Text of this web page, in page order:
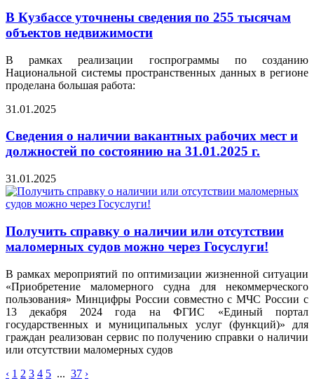
В Кузбассе уточнены сведения по 255 тысячам
объектов недвижимости
В рамках реализации госпрограммы по созданию
Национальной системы пространственных данных в регионе
проделана большая работа:
31.01.2025
Сведения о наличии вакантных рабочих мест и
должностей по состоянию на 31.01.2025 г.
31.01.2025
Получить справку о наличии или отсутствии
маломерных судов можно через Госуслуги!
В рамках мероприятий по оптимизации жизненной ситуации
«Приобретение маломерного судна для некоммерческого
пользования» Минцифры России совместно с МЧС России с
13 декабря 2024 года на ФГИС «Единый портал
государственных и муниципальных услуг (функций)» для
граждан реализован сервис по получению справки о наличии
или отсутствии маломерных судов
‹ 1 2 3 4 5 ... 37 ›